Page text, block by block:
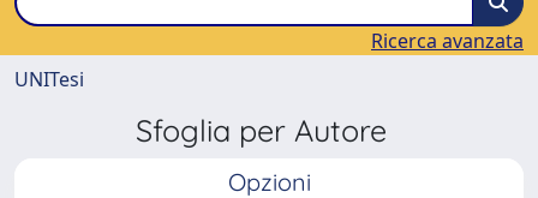
Ricerca avanzata
UNITesi
Sfoglia per Autore
Opzioni